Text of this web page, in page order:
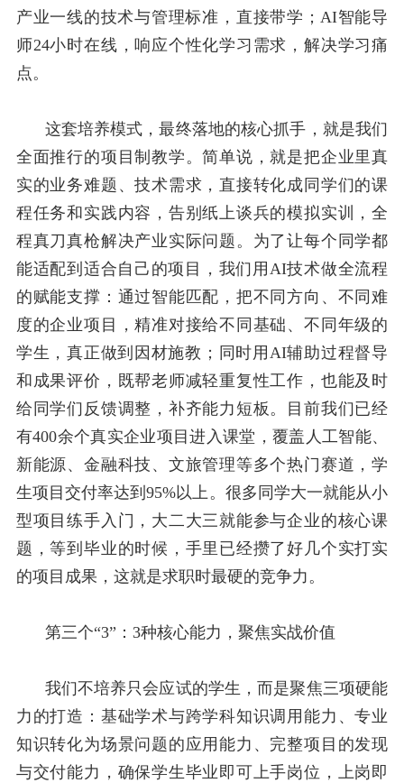
产业一线的技术与管理标准，直接带学； AI智能导
师24小时在线，响应个性化学习需求，解决学习痛
点。
这套培养模式，最终落地的核心抓手，就是我们
全面推行的项目制教学。简单说，就是把企业里真
实的业务难题、技术需求，直接转化成同学们的课
程任务和实践内容，告别纸上谈兵的模拟实训，全
程真刀真枪解决产业实际问题。为了让每个同学都
能适配到适合自己的项目，我们用 AI技术做全流程
的赋能支撑：通过智能匹配，把不同方向、不同难
度的企业项目，精准对接给不同基础、不同年级的
学生，真正做到因材施教；同时用 AI辅助过程督导
和成果评价，既帮老师减轻重复性工作，也能及时
给同学们反馈调整，补齐能力短板。目前我们已经
有400余个真实企业项目进入课堂，覆盖人工智能、
新能源、金融科技、文旅管理等多个热门赛道，学
生项目交付率达到95%以上。很多同学大一就能从小
型项目练手入门，大二大三就能参与企业的核心课
题，等到毕业的时候，手里已经攒了好几个实打实
的项目成果，这就是求职时最硬的竞争力。
第三个“3” ： 3种核心能力，聚焦实战价值
我们不培养只会应试的学生，而是聚焦三项硬能
力的打造：基础学术与跨学科知识调用能力、专业
知识转化为场景问题的应用能力、完整项目的发现
与交付能力，确保学生毕业即可上手岗位，上岗即